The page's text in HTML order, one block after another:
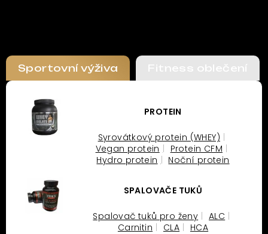
Sportovní výživa Fitness oblečení
PROTEIN
Syrovátkový protein (WHEY)
Vegan protein
Protein CFM
Hydro protein
Noční protein
SPALOVAČE TUKŮ
Spalovač tuků pro ženy
ALC
Carnitin
CLA HCA